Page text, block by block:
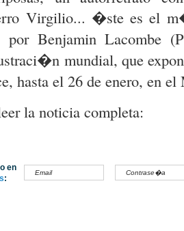
Virgilio... �ste es el
por Benjamin Lacombe
mundial, que
hasta el 26 de enero, en
la noticia completa:
en
: